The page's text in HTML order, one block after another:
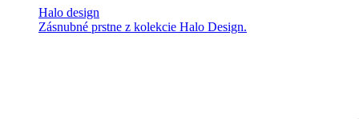
Halo design
Zásnubné prstne z kolekcie Halo Design.